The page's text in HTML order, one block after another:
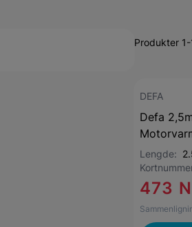
Produkter
DEFA
Defa
Lengde:
473